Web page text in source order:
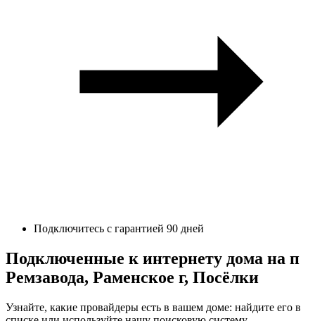
Подключитесь с гарантией 90 дней
Подключенные к интернету дома на п
Ремзавода, Раменское г, Посёлки
Узнайте, какие провайдеры есть в вашем доме: найдите его в